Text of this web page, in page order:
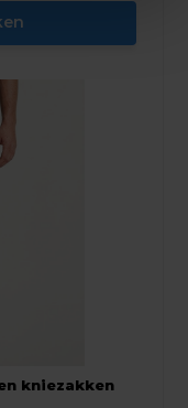
kniezakken